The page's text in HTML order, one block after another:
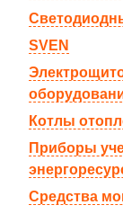
SVEN
Котлы
Приборы
Средства